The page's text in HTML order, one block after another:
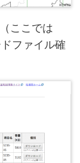
ここでは
ファイル確